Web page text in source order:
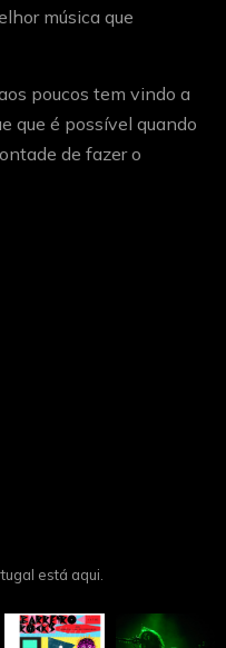
música que
poucos tem vindo a
que é possível quando
de fazer o
está aqui.